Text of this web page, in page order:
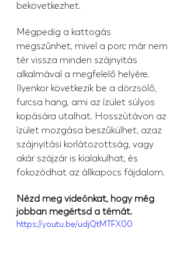
bekövetkezhet.
Mégpedig a kattogás
megszűnhet, mivel a porc már nem
tér vissza minden szájnyitás
alkalmával a megfelelő helyére.
Ilyenkor következik be a dörzsölő,
furcsa hang, ami az ízület súlyos
kopására utalhat. Hosszútávon az
ízület mozgása beszűkülhet, azaz
szájnyitási korlátozottság, vagy
akár szájzár is kialakulhat, és
fokozódhat az állkapocs fájdalom.
Nézd meg videónkat, hogy még
jobban megértsd a témát.
https://youtu.be/udjQtMTFX00